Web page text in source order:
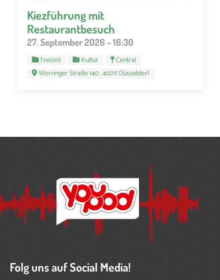
Kiezführung mit
Restaurantbesuch
27. September 2026 - 16:30
Freizeit Kultur
Central
Worringer Straße 140 , 40211 Düsseldorf
Folg uns auf Social Media!